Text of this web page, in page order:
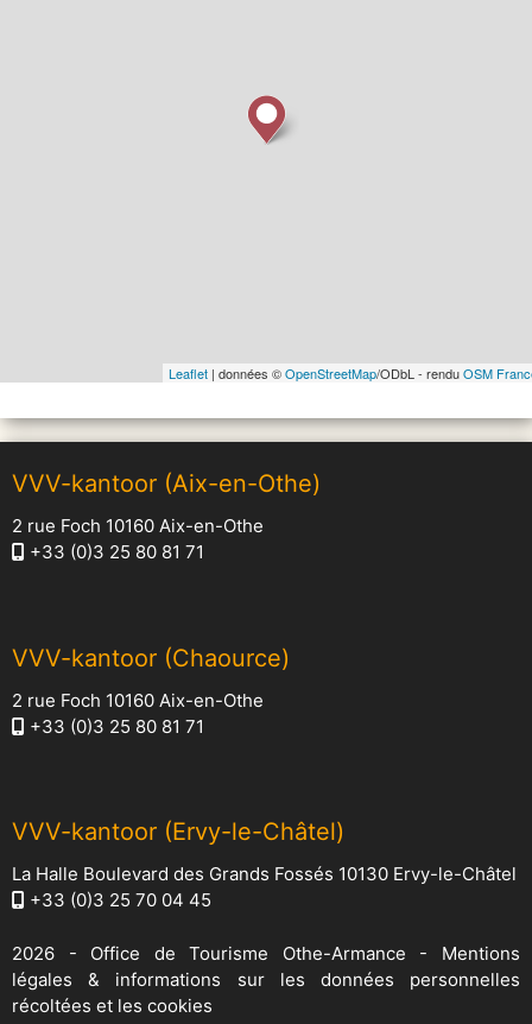
Leaflet | données ©OpenStreetMap/ODbL - renduOSM
VVV-kantoor (Aix-en-Othe)
2 rue Foch 10160 Aix-en-Othe
+33 (0)3 25 80 81 71
VVV-kantoor (Chaource)
2 rue Foch 10160 Aix-en-Othe
+33 (0)3 25 80 81 71
VVV-kantoor (Ervy-le-Châtel)
La Halle Boulevard des Grands Fossés 10130 Ervy-le-Châtel
+33 (0)3 25 70 04 45
2026 - Office de Tourisme Othe-Armance - Mentions
légales & informations sur les données personnelles
récoltées et les cookies